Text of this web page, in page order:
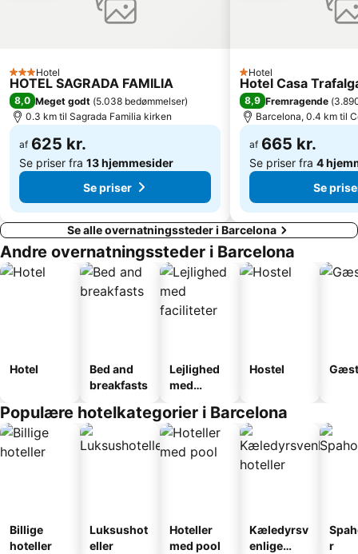
La Dreta de l'Eixample
L'Antiga Esquerra de l'Eixample
Casino de Barcelona
Det olympiske stadion
Triumfbuen
Gaudí
3 Stjerner
Hotel
HOTEL SAGRADA FAMILIA
8,0 Meget godt (5.038 bedømmelser)
0.3 km til Sagrada Familia kirken
af 625 kr.
Se priser fra 13 hjemmesider
Se priser
1 Stjerner
Hotel
Hotel Casa
8,9 Fremragende (
Barcelona, 0.4 km til
af 665 kr.
Se priser fra 4
Se
Se alle overnatningssteder i Barcelona
Andre overnatningssteder i Barcelona
Hotel
Bed and
breakfasts
Lejlighed
med
Hostel
Populære hotelkategorier i Barcelona
Billige
hoteller
Luksushot
eller
Hoteller
med pool
Kæledyrsv
enlige
r